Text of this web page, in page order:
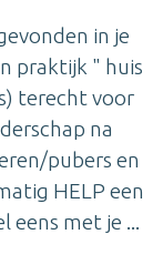
in je
praktijk " huis
terecht voor
na
pubers en
HELP een
eens met je ...